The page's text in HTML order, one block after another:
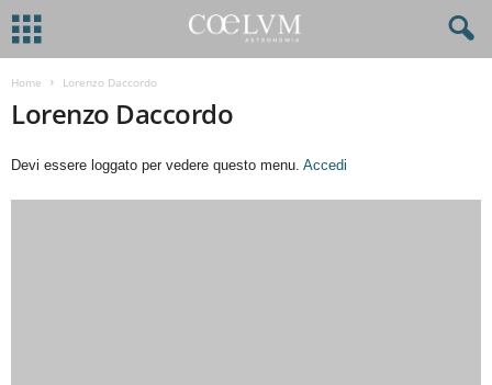
Home Lorenzo Daccordo
Lorenzo Daccordo
Devi essere loggato per vedere questo menu. Accedi